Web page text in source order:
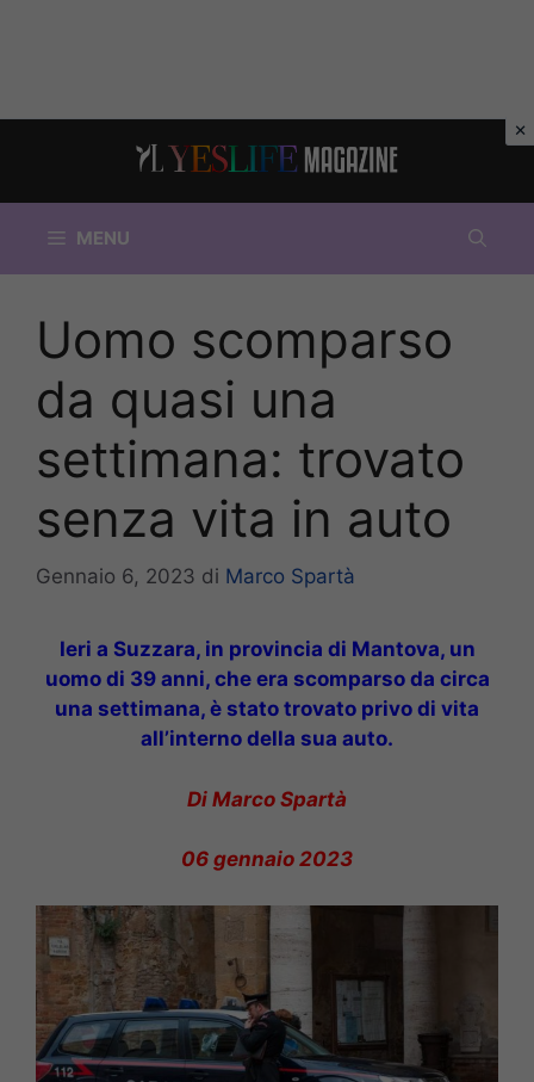
MENU
Uomo scomparso
da quasi una
settimana: trovato
senza vita in auto
Gennaio 6, 2023 di Marco Spartà
Ieri a Suzzara, in provincia di Mantova, un
uomo di 39 anni, che era scomparso da circa
una settimana, è stato trovato privo di vita
all’interno della sua auto.
Di Marco Spartà
06 gennaio 2023